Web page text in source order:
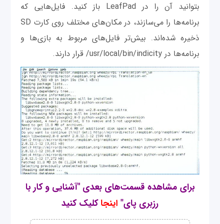
بتوانید آن را در LeafPad باز کنید. فایل‌هایی که
برنامه‌ها را می‌سازند، در مکان‌های مختلف روی کارت SD
ذخیره شده‌اند. بیش‌تر فایل‌‌های مربوط به بازی‌ها و
برنامه‌ها در usr/local/bin/indicity/ قرار دارند.
برای مشاهده قسمت‌های بعدی "آشنایی و کار با
رزبری پای" اینجاکلیک کنید